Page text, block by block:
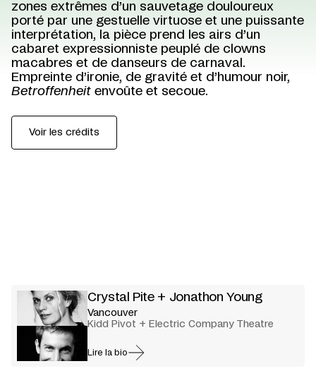
zones extrêmes d’un sauvetage douloureux
porté par une gestuelle virtuose et une puissante
interprétation, la pièce prend les airs d’un
cabaret expressionniste peuplé de clowns
macabres et de danseurs de carnaval.
Empreinte d’ironie, de gravité et d’humour noir,
Betroffenheit envoûte et secoue.
Voir les crédits
Crystal Pite + Jonathon Young
Vancouver
Kidd Pivot + Electric Company Theatre
Lire la bio